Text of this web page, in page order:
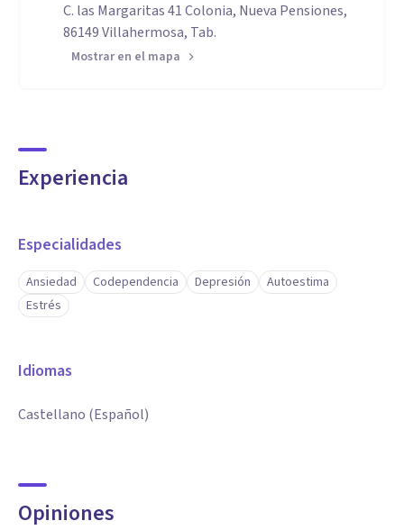
C. las Margaritas 41 Colonia, Nueva Pensiones,
86149 Villahermosa, Tab.
Mostrar en el mapa
Experiencia
Especialidades
Ansiedad Codependencia Depresión
Autoestima
Estrés
Idiomas
Castellano (Español)
Opiniones